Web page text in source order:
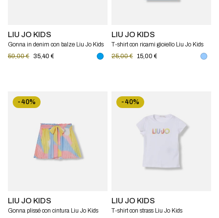
LIU JO KIDS
Gonna in denim con balze Liu Jo Kids
59,00 €
35,40 €
LIU JO KIDS
T-shirt con ricami gioiello Liu Jo Kids
25,00 € 15,00 €
-40%
LIU JO KIDS
Gonna plissé con cintura Liu Jo Kids
-40%
LIU JO KIDS
T-shirt con strass Liu Jo Kids